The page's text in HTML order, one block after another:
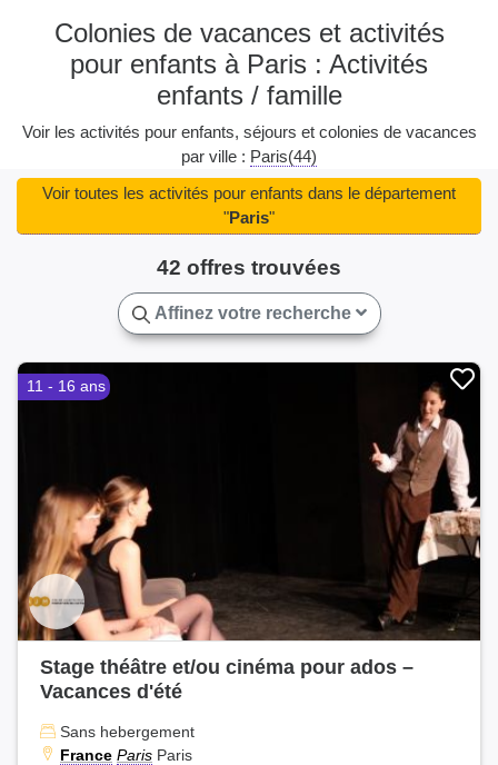
Colonies de vacances et activités
pour enfants à Paris : Activités
enfants / famille
Voir les activités pour enfants, séjours et colonies de vacances
par ville : Paris(44)
42 offres trouvées
Voir toutes les activités pour enfants dans le département
"Paris"
Affinez votre recherche
11 - 16 ans
Stage théâtre et/ou cinéma pour ados –
Vacances d'été
Sans hebergement
France Paris Paris